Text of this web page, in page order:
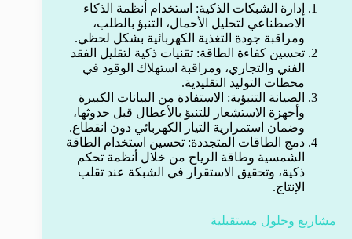
إدارة الشبكات الذكية: استخدام أنظمة الذكاء
الاصطناعي لتحليل الأحمال، التنبؤ بالطلب،
ومراقبة جودة التغذية الكهربائية بشكل لحظي.
تحسين كفاءة الطاقة: تقنيات ذكية لتقليل الفقد
الفني والتجاري، ومراقبة استهلاك الوقود في
محطات التوليد التقليدية.
الصيانة التنبؤية: الاستفادة من البيانات الكبيرة
وأجهزة الاستشعار للتنبؤ بالأعطال قبل حدوثها،
وضمان استمرارية التيار الكهربائي دون انقطاع.
دمج الطاقات المتجددة: تحسين استخدام الطاقة
الشمسية وطاقة الرياح من خلال أنظمة تحكم
ذكية، وتحقيق الاستقرار في الشبكة عند تقلب
الإنتاج.
مشاريع وحلول مستقبلية